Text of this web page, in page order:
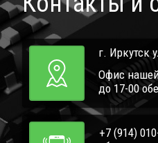
г. Иркутск
Офис
до 17-00
+7 (914)